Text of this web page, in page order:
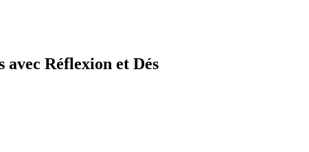
avec Réflexion et Dés